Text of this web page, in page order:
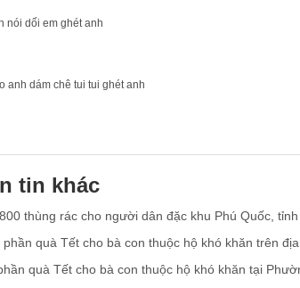
nói dối em ghét anh
anh dám chê tui tui ghét anh
tin khác
thùng rác cho người dân đặc khu Phú Quốc, tỉnh
phần quà Tết cho bà con thuộc hộ khó khăn trên
quà Tết cho bà con thuộc hộ khó khăn tại